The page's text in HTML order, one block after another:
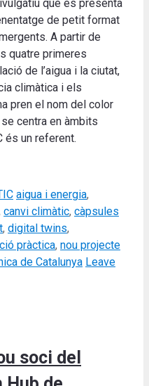
que es presenta
de petit format
A partir de
quatre primeres
de l’aigua i la ciutat,
climàtica i els
pren el nom del color
centra en àmbits
és un referent.
Tags
aigua i energia,
canvi climàtic, càpsules
, digital twins,
pràctica, nou projecte
de Catalunya Leave
soci del